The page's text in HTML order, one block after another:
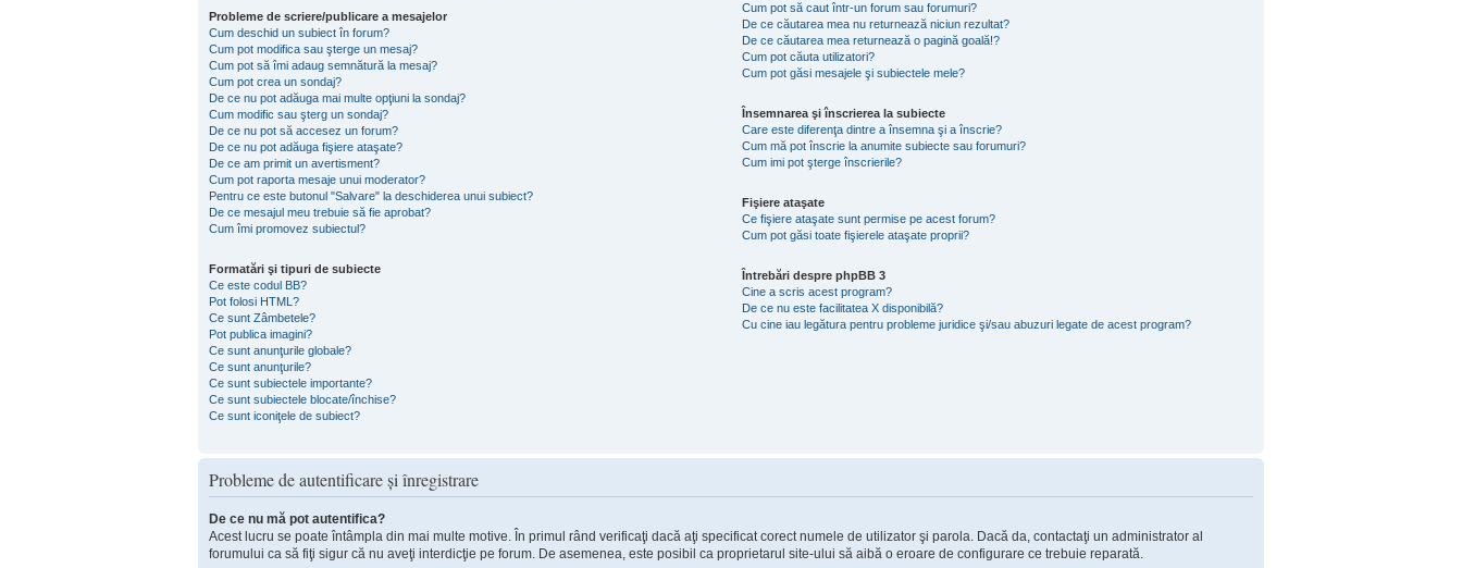
Probleme de scriere/publicare a mesajelor
Cum deschid un subiect în forum?
Cum pot modifica sau şterge un mesaj?
Cum pot să îmi adaug semnătură la mesaj?
Cum pot crea un sondaj?
De ce nu pot adăuga mai multe opţiuni la sondaj?
Cum modific sau şterg un sondaj?
De ce nu pot să accesez un forum?
De ce nu pot adăuga fişiere ataşate?
De ce am primit un avertisment?
Cum pot raporta mesaje unui moderator?
Pentru ce este butonul "Salvare" la deschiderea unui subiect?
De ce mesajul meu trebuie să fie aprobat?
Cum îmi promovez subiectul?
Formatări şi tipuri de subiecte
Ce este codul BB?
Pot folosi HTML?
Ce sunt Zâmbetele?
Pot publica imagini?
Ce sunt anunţurile globale?
Ce sunt anunţurile?
Ce sunt subiectele importante?
Ce sunt subiectele blocate/închise?
Ce sunt iconiţele de subiect?
Cum pot să caut într-un forum sau forumuri?
De ce căutarea mea nu returnează niciun rezultat?
De ce căutarea mea returnează o pagină goală!?
Cum pot căuta utilizatori?
Cum pot găsi mesajele şi subiectele mele?
Însemnarea şi înscrierea la subiecte
Care este diferenţa dintre a însemna şi a înscrie?
Cum mă pot înscrie la anumite subiecte sau forumuri?
Cum imi pot şterge înscrierile?
Fişiere ataşate
Ce fişiere ataşate sunt permise pe acest forum?
Cum pot găsi toate fişierele ataşate proprii?
Întrebări despre phpBB 3
Cine a scris acest program?
De ce nu este facilitatea X disponibilă?
Cu cine iau legătura pentru probleme juridice şi/sau abuzuri legate de acest program?
Probleme de autentificare şi înregistrare
De ce nu mă pot autentifica?
Acest lucru se poate întâmpla din mai multe motive. În primul rând verificaţi dacă aţi specificat corect numele de utilizator şi parola. Dacă da, contactaţi un administrator al
forumului ca să fiţi sigur că nu aveţi interdicţie pe forum. De asemenea, este posibil ca proprietarul site-ului să aibă o eroare de configurare ce trebuie reparată.